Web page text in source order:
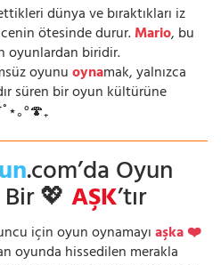
dünya ve bıraktıkları iz
ötesinde durur.Mario, bu
oyunlardan biridir.
oyunuoynamak, yalnızca
süren bir oyun kültürüne
｡°🍄₊
.com’da Oyun
💖AŞK’tır
için oyun oynamayıaşka ❤️
oyunda hissedilen merakla